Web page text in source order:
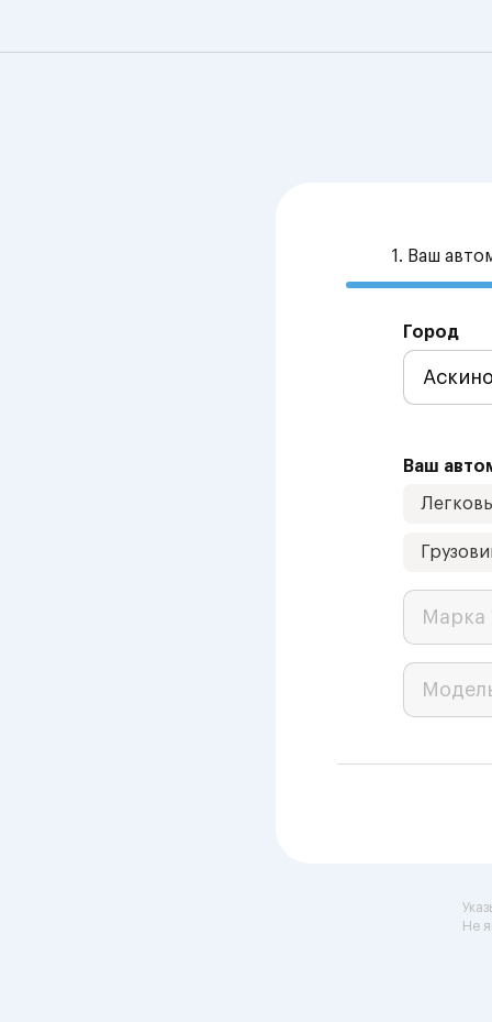
1. Ваш
Город
Ваш
Марка
Не